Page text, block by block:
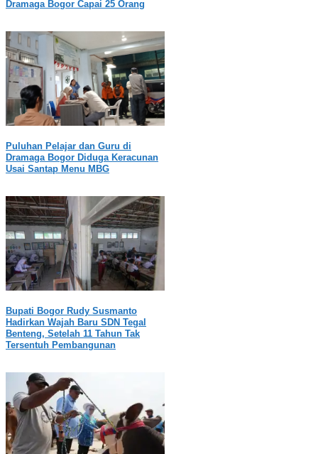
Dramaga Bogor Capai 25 Orang
Puluhan Pelajar dan Guru di
Dramaga Bogor Diduga Keracunan
Usai Santap Menu MBG
Bupati Bogor Rudy Susmanto
Hadirkan Wajah Baru SDN Tegal
Benteng, Setelah 11 Tahun Tak
Tersentuh Pembangunan